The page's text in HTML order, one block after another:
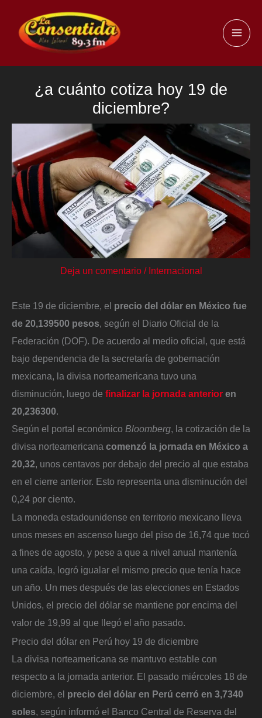
contenido
¿a cuánto cotiza hoy 19 de
diciembre?
Deja un comentario / Internacional
Este 19 de diciembre, el precio del dólar en México fue
de 20,139500 pesos, según el Diario Oficial de la
Federación (DOF). De acuerdo al medio oficial, que está
bajo dependencia de la secretaría de gobernación
mexicana, la divisa norteamericana tuvo una
disminución, luego de finalizar la jornada anterior en
20,236300.
Según el portal económico Bloomberg, la cotización de la
divisa norteamericana comenzó la jornada en México a
20,32, unos centavos por debajo del precio al que estaba
en el cierre anterior. Esto representa una disminución del
0,24 por ciento.
La moneda estadounidense en territorio mexicano lleva
unos meses en ascenso luego del piso de 16,74 que tocó
a fines de agosto, y pese a que a nivel anual mantenía
una caída, logró igualar el mismo precio que tenía hace
un año. Un mes después de las elecciones en Estados
Unidos, el precio del dólar se mantiene por encima del
valor de 19,99 al que llegó el año pasado.
Precio del dólar en Perú hoy 19 de diciembre
La divisa norteamericana se mantuvo estable con
respecto a la jornada anterior. El pasado miércoles 18 de
diciembre, el precio del dólar en Perú cerró en 3,7340
soles, según informó el Banco Central de Reserva del